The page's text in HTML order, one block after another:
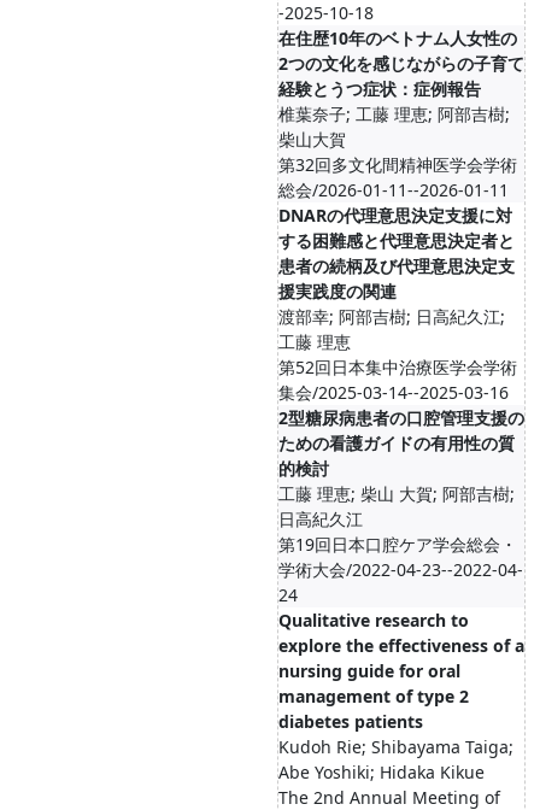
-2025-10-18
在住歴10年のベトナム人女性の
2つの文化を感じながらの子育て
経験とうつ症状：症例報告
椎葉奈子; 工藤 理恵; 阿部吉樹;
柴山大賀
第32回多文化間精神医学会学術
総会/2026-01-11--2026-01-11
DNARの代理意思決定支援に対
する困難感と代理意思決定者と
患者の続柄及び代理意思決定支
援実践度の関連
渡部幸; 阿部吉樹; 日高紀久江;
工藤 理恵
第52回日本集中治療医学会学術
集会/2025-03-14--2025-03-16
2型糖尿病患者の口腔管理支援の
ための看護ガイドの有用性の質
的検討
工藤 理恵; 柴山 大賀; 阿部吉樹;
日高紀久江
第19回日本口腔ケア学会総会・
学術大会/2022-04-23--2022-04-
24
Qualitative research to
explore the effectiveness of a
nursing guide for oral
management of type 2
diabetes patients
Kudoh Rie; Shibayama Taiga;
Abe Yoshiki; Hidaka Kikue
The 2nd Annual Meeting of